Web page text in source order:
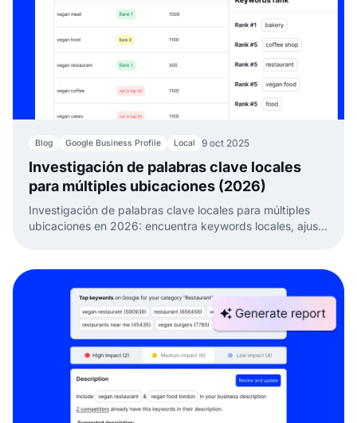
Blog Google Business Profile Local 9 oct 2025
Investigación de palabras clave locales
para múltiples ubicaciones (2026)
Investigación de palabras clave locales para múltiples
ubicaciones en 2026: encuentra keywords locales, ajusta